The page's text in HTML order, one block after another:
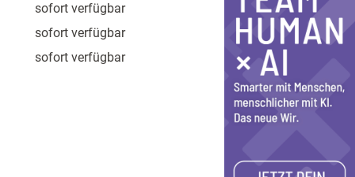
sofort verfügbar
sofort verfügbar
sofort verfügbar